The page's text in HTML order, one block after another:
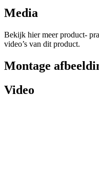
Media
Bekijk hier meer product-
video’s van dit product.
Montage
Video